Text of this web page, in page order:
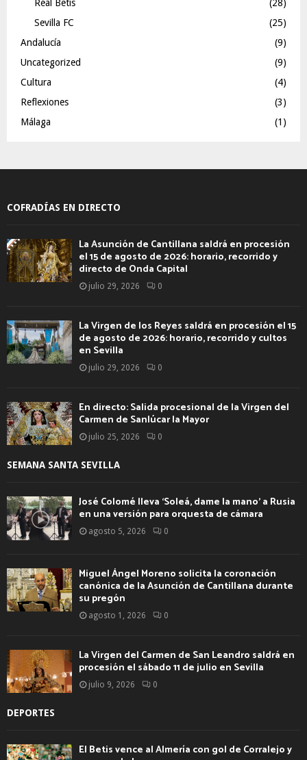
Real Betis
(28)
Sevilla FC
(25)
Andalucía
(9)
Uncategorized
(9)
Cultura
(4)
Reflexiones
(3)
Málaga
(1)
COFRADÍAS EN DIRECTO
La Asunción de Cantillana saldrá en procesión
el 15 de agosto de 2026: horario, recorrido y
directo de Onda Capital
julio 29, 2026 0
La Virgen de los Reyes saldrá en procesión el 15
de agosto de 2026: horario, recorrido y cultos
en Sevilla
julio 29, 2026 0
En directo: Salida procesional de la Virgen del
Carmen de Sanlúcar la Mayor
julio 25, 2026 0
SEMANA SANTA SEVILLA
José Colomé lleva ‘Soleá, dame la mano’ a Rusia
en una versión para orquesta de cámara
agosto 5, 2026 0
Miguel Ángel Moreno solicita la coronación
canónica de la Asunción de Cantillana durante
su pregón
agosto 1, 2026 0
La Virgen del Carmen de San Leandro saldrá en
procesión el sábado 11 de julio en Sevilla
julio 9, 2026 0
DEPORTES
El Betis vence al Almería con gol de Corralejo y